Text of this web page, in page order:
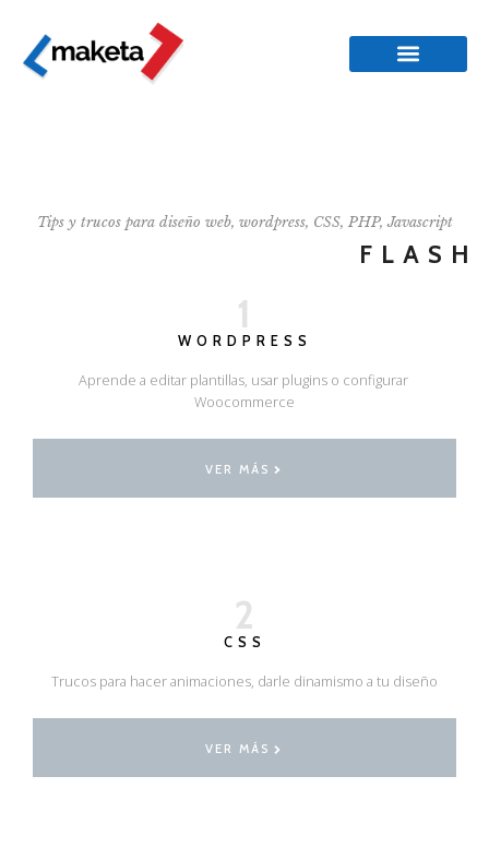
Tips y trucos para diseño web, wordpress, CSS, PHP, Javascript
FLASH
1
WORDPRESS
Aprende a editar plantillas, usar plugins o configurar
Woocommerce
VER MÁS
2
CSS
Trucos para hacer animaciones, darle dinamismo a tu diseño
VER MÁS